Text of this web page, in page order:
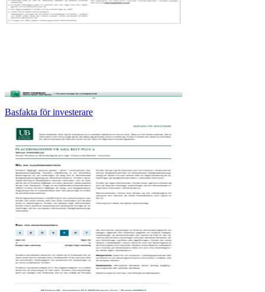
Basfakta för investerare